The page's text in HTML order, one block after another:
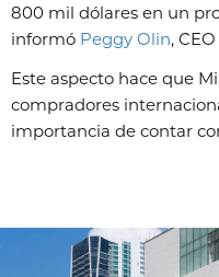
800 mil dólares en un
informó Peggy Olin,
Este aspecto hace que
compradores
importancia de contar